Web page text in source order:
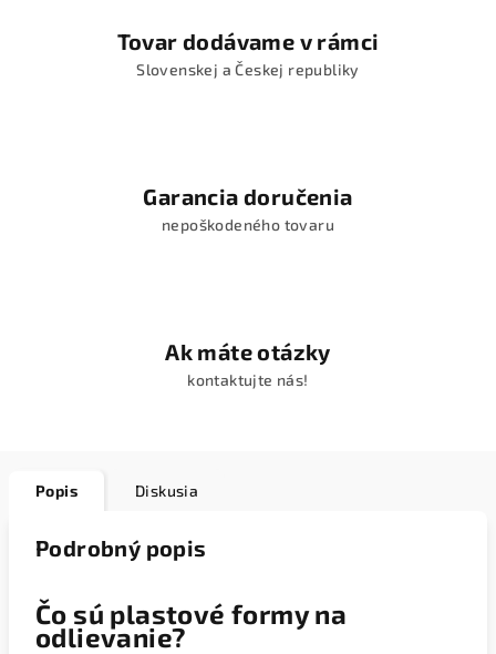
Tovar dodávame v rámci
Slovenskej a Českej republiky
Garancia doručenia
nepoškodeného tovaru
Ak máte otázky
kontaktujte nás!
Popis Diskusia
Podrobný popis
Čo sú plastové formy na
odlievanie?